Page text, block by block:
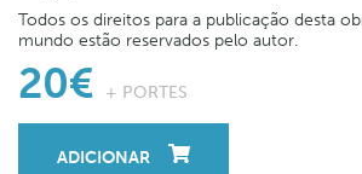
Todos os direitos para a publicação desta
mundo estão reservados pelo autor.
20€ + PORTES
ADICIONAR